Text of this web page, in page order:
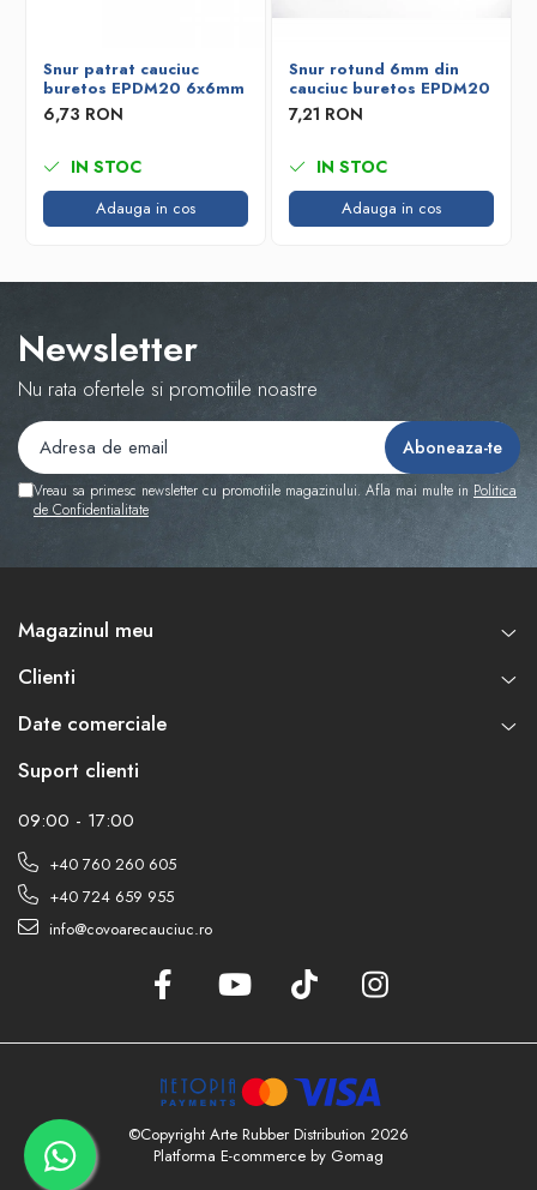
Snur patrat cauciuc
buretos EPDM20 6x6mm
6,73 RON
IN STOC
Adauga in cos
Snur rotund 6mm din
cauciuc buretos EPDM20
7,21 RON
IN STOC
Adauga in cos
Newsletter
Nu rata ofertele si promotiile noastre
Vreau sa primesc newsletter cu promotiile magazinului. Afla mai multe in Politica
de Confidentialitate
Magazinul meu
Clienti
Date comerciale
Suport clienti
09:00 - 17:00
+40 760 260 605
+40 724 659 955
info@covoarecauciuc.ro
©Copyright Arte Rubber Distribution 2026
Platforma E-commerce by Gomag